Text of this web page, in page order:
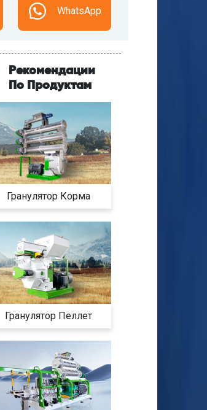
WhatsApp
Рекомендации
По Продуктам
Гранулятор Корма
Гранулятор Пеллет